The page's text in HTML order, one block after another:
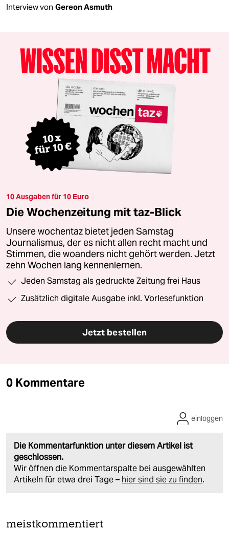
Interview von Gereon Asmuth
10 Ausgaben für 10 Euro
Die Wochenzeitung mit taz-Blick
Unsere wochentaz bietet jeden Samstag
Journalismus, der es nicht allen recht macht und
Stimmen, die woanders nicht gehört werden. Jetzt
zehn Wochen lang kennenlernen.
Jeden Samstag als gedruckte Zeitung frei Haus
Zusätzlich digitale Ausgabe inkl. Vorlesefunktion
Jetzt bestellen
0 Kommentare
Die Kommentarfunktion unter diesem Artikel ist
geschlossen.
Wir öffnen die Kommentarspalte bei ausgewählten
Artikeln für etwa drei Tage – hier sind sie zu finden.
einloggen
meistkommentiert